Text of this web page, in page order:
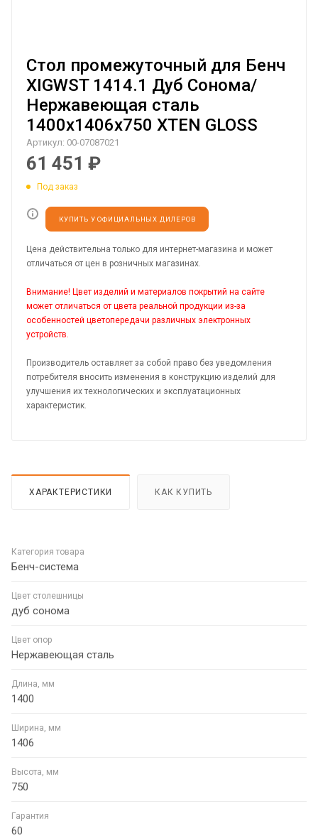
Стол промежуточный для Бенч
XIGWST 1414.1 Дуб Сонома/
Нержавеющая сталь
1400х1406х750 XTEN GLOSS
Артикул: 00-07087021
61 451 ₽
Под заказ
КУПИТЬ У ОФИЦИАЛЬНЫХ ДИЛЕРОВ
Цена действительна только для интернет-магазина и может
отличаться от цен в розничных магазинах.
Внимание! Цвет изделий и материалов покрытий на сайте
может отличаться от цвета реальной продукции из-за
особенностей цветопередачи различных электронных
устройств.
Производитель оставляет за собой право без уведомления
потребителя вносить изменения в конструкцию изделий для
улучшения их технологических и эксплуатационных
характеристик.
ХАРАКТЕРИСТИКИ КАК КУПИТЬ
Категория товара
Бенч-система
Цвет столешницы
дуб сонома
Цвет опор
Нержавеющая сталь
Длина, мм
1400
Ширина, мм
1406
Высота, мм
750
Гарантия
60